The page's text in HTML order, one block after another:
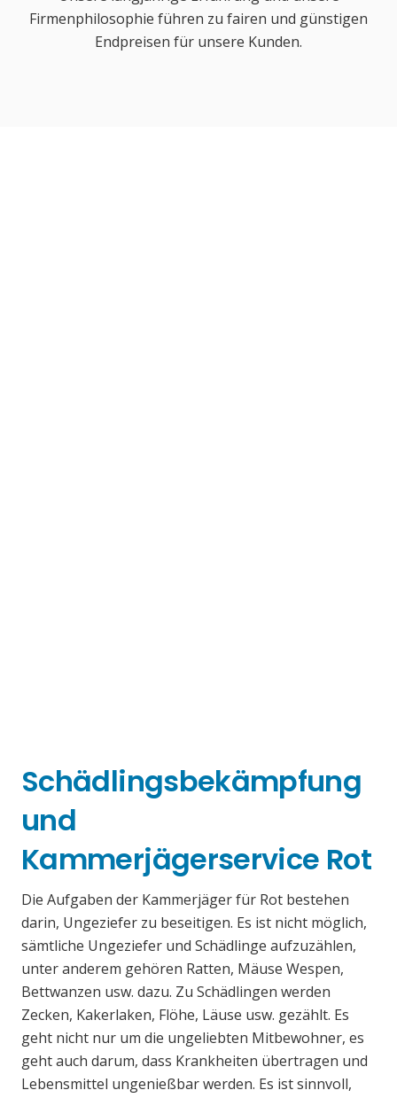
Firmenphilosophie führen zu fairen und günstigen
Endpreisen für unsere Kunden.
Schädlingsbekämpfung
und
Kammerjägerservice Rot
Die Aufgaben der Kammerjäger für Rot bestehen
darin, Ungeziefer zu beseitigen. Es ist nicht möglich,
sämtliche Ungeziefer und Schädlinge aufzuzählen,
unter anderem gehören Ratten, Mäuse Wespen,
Bettwanzen usw. dazu. Zu Schädlingen werden
Zecken, Kakerlaken, Flöhe, Läuse usw. gezählt. Es
geht nicht nur um die ungeliebten Mitbewohner, es
geht auch darum, dass Krankheiten übertragen und
Lebensmittel ungenießbar werden. Es ist sinnvoll,